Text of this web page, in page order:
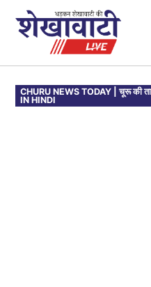
POSTED
IN
CHURU NEWS TODAY | चूरू की
IN HINDI